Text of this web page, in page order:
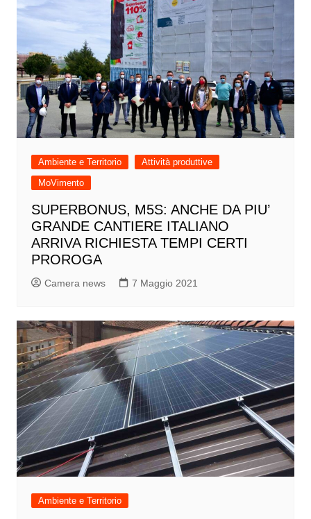
Ambiente e Territorio
Attività produttive
MoVimento
SUPERBONUS, M5S: ANCHE DA PIU’
GRANDE CANTIERE ITALIANO
ARRIVA RICHIESTA TEMPI CERTI
PROROGA
Camera news 7 Maggio 2021
Ambiente e Territorio